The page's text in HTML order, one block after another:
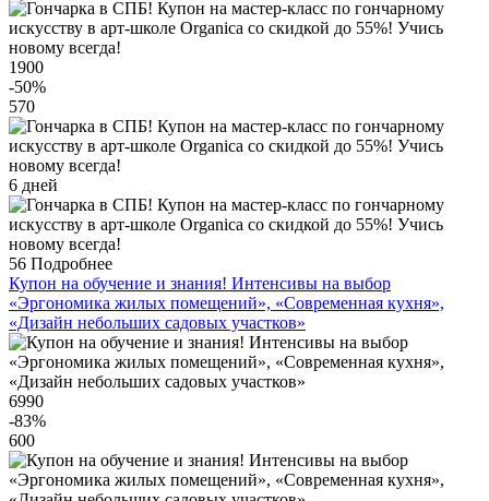
1900
-50%
570
6 дней
56 Подробнее
Купон на обучение и знания! Интенсивы на выбор
«Эргономика жилых помещений», «Современная кухня»,
«Дизайн небольших садовых участков»
6990
-83%
600